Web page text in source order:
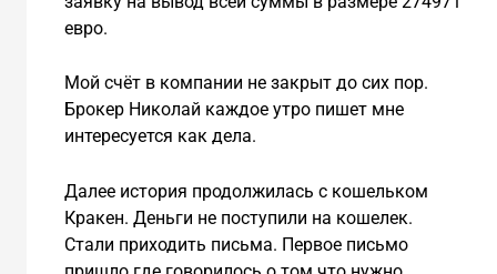
евро.
Мой счёт в компании не закрыт до сих пор.
Брокер Николай каждое утро пишет мне
интересуется как дела.
Далее история продолжилась с кошельком
Кракен. Деньги не поступили на кошелек.
Стали приходить письма. Первое письмо